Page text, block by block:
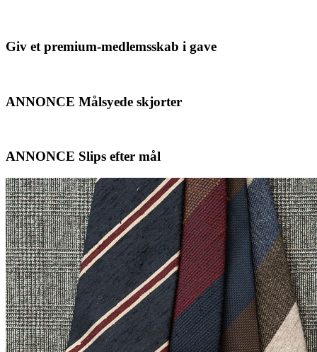
Giv et premium-medlemsskab i gave
ANNONCE Målsyede skjorter
ANNONCE Slips efter mål